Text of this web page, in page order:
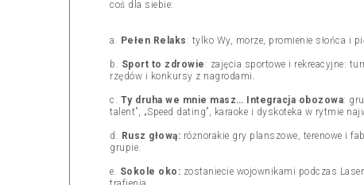
coś dla siebie:
a. Pełen Relaks : tylko Wy, morze, promienie słońca i
b. Sport to zdrowie : zajęcia sportowe i rekreacyjne:
rzędów i konkursy z nagrodami.
c. Ty druha we mnie masz… Integracja obozowa:
talent”, „Speed dating”, karaoke i dyskoteka w rytmie
d. Rusz głową: różnorakie gry planszowe, terenowe i
grupie.
e. Sokole oko: zostaniecie wojownikami podczas